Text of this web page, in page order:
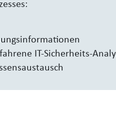
IT-Sicherheits-